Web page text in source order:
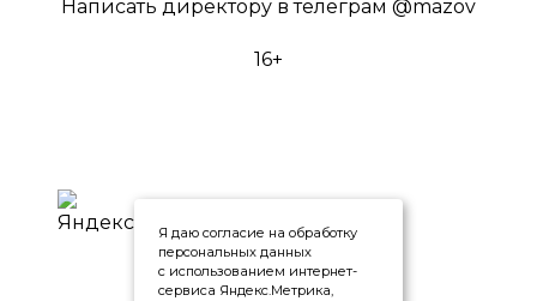
Написать директору в телеграм @mazov
16+
Я даю согласие на обработку
персональных данных
с использованием интернет-
сервиса Яндекс.Метрика,